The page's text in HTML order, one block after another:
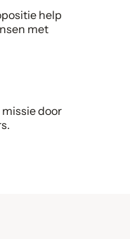
help
met
door